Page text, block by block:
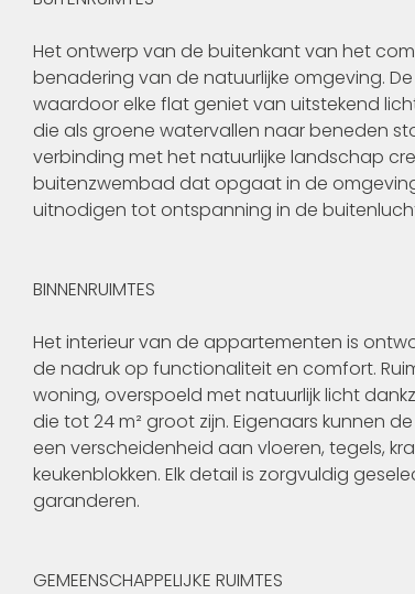
Het ontwerp van de buitenkant van het
benadering van de natuurlijke omgeving.
waardoor elke flat geniet van uitstekend
die als groene watervallen naar beneden
verbinding met het natuurlijke landschap
buitenzwembad dat opgaat in de
uitnodigen tot ontspanning in de
BINNENRUIMTES
Het interieur van de appartementen is
de nadruk op functionaliteit en comfort.
woning, overspoeld met natuurlijk licht
die tot 24 m² groot zijn. Eigenaars kunnen
een verscheidenheid aan vloeren, tegels,
keukenblokken. Elk detail is zorgvuldig
garanderen.
GEMEENSCHAPPELIJKE RUIMTES